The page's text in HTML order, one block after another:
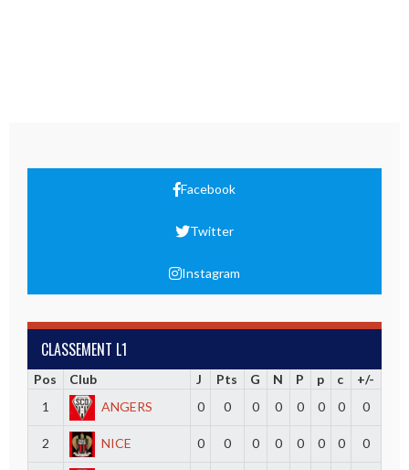
Facebook
Twitter
Instagram
CLASSEMENT L1
Pos Club J Pts G N P p c
+/-
1
ANGERS 0 0 0 0 0 0 0 0
2 NICE 0 0 0 0 0 0 0 0